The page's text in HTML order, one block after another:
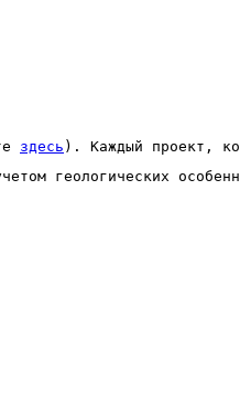
здесь ). Каждый проект,
геологических